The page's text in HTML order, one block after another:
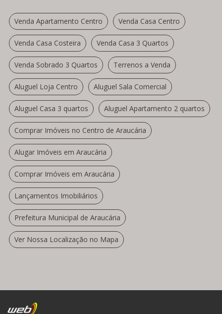
Venda Apartamento Centro Venda Casa Centro
Venda Casa Costeira Venda Casa 3 Quartos
Venda Sobrado 3 Quartos Terrenos a Venda
Aluguel Loja Centro Aluguel Sala Comercial
Aluguel Casa 3 quartos Aluguel Apartamento 2 quartos
Comprar Imóveis no Centro de Araucária
Alugar Imóveis em Araucária
Comprar Imóveis em Araucária
Lançamentos Imobiliários
Prefeitura Municipal de Araucária
Ver Nossa Localização no Mapa